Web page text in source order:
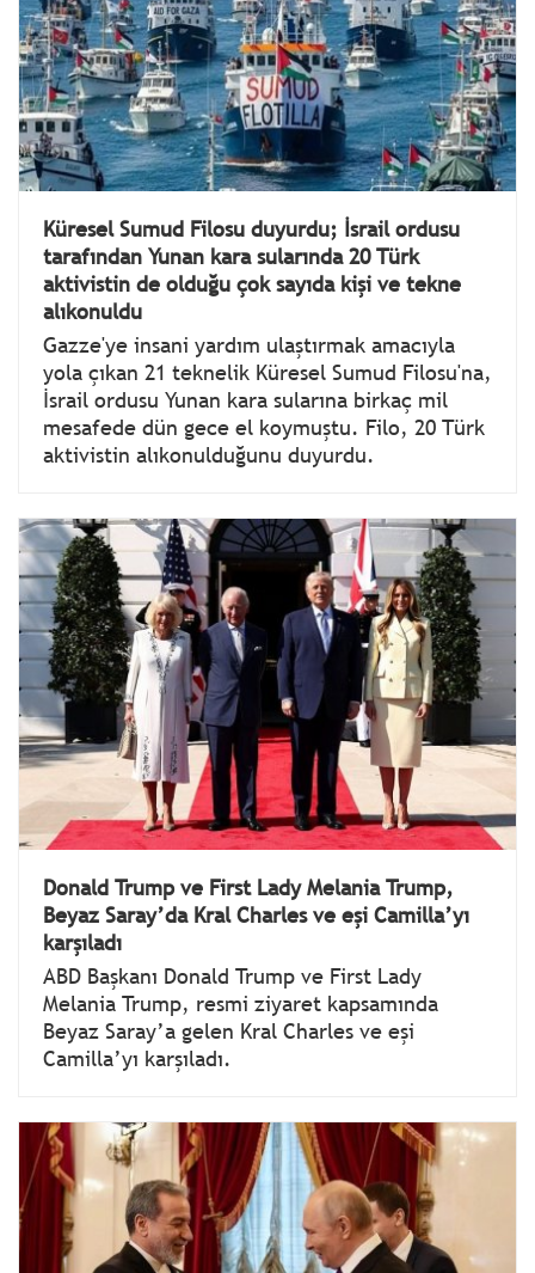
Küresel Sumud Filosu duyurdu; İsrail ordusu
tarafından Yunan kara sularında 20 Türk
aktivistin de olduğu çok sayıda kişi ve tekne
alıkonuldu
Gazze'ye insani yardım ulaştırmak amacıyla
yola çıkan 21 teknelik Küresel Sumud Filosu'na,
İsrail ordusu Yunan kara sularına birkaç mil
mesafede dün gece el koymuştu. Filo, 20 Türk
aktivistin alıkonulduğunu duyurdu.
Donald Trump ve First Lady Melania Trump,
Beyaz Saray’da Kral Charles ve eşi Camilla’yı
karşıladı
ABD Başkanı Donald Trump ve First Lady
Melania Trump, resmi ziyaret kapsamında
Beyaz Saray’a gelen Kral Charles ve eşi
Camilla’yı karşıladı.